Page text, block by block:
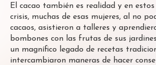
El cacao también es realidad y en
crisis, muchas de esas mujeres, al no
cacaos, asistieron a talleres y
bombones con las frutas de sus
un magnífico legado de recetas
intercambiaron maneras de hacer